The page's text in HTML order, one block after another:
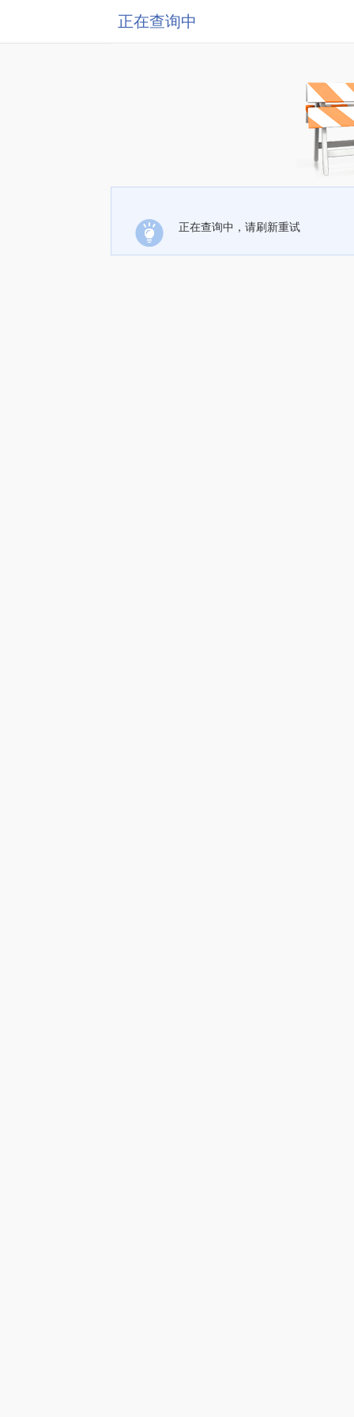
正在查询中
正在查询中，请刷新重试